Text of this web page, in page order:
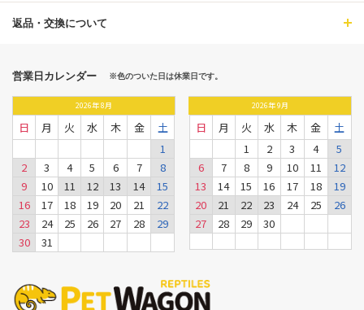
返品・交換について
営業日カレンダー ※色のついた日は休業日です。
2026年8月
日 月 火 水 木 金
土
1
2
3 4 5 6 7
8
9
10 11 12 13 14
15
16
17 18 19 20 21
22
23
24 25 26 27 28
29
30
31
2026年9月
日 月 火 水 木 金
土
1
2 3 4
5
6
7 8 9 10 11
12
13
14 15 16 17 18
19
20
21 22 23 24 25
26
27
28 29 30